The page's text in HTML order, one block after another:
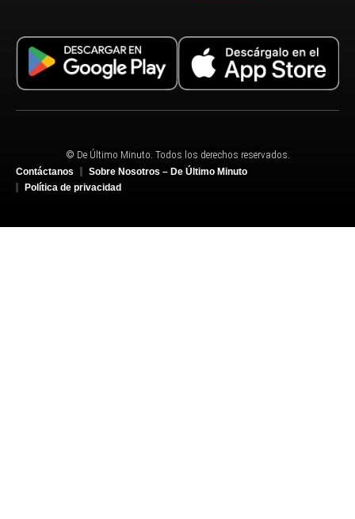
© De Último Minuto. Todos los derechos reservados.
Contáctanos
Sobre Nosotros – De Último Minuto
Política de privacidad